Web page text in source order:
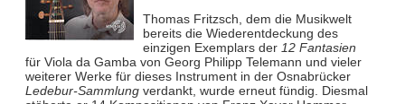
Thomas Fritzsch, dem die Musikwelt
bereits die Wiederentdeckung des
einzigen Exemplars der 12 Fantasien
für Viola da Gamba von Georg Philipp Telemann und vieler
weiterer Werke für dieses Instrument in der Osnabrücker
Ledebur-Sammlungverdankt, wurde erneut fündig. Diesmal